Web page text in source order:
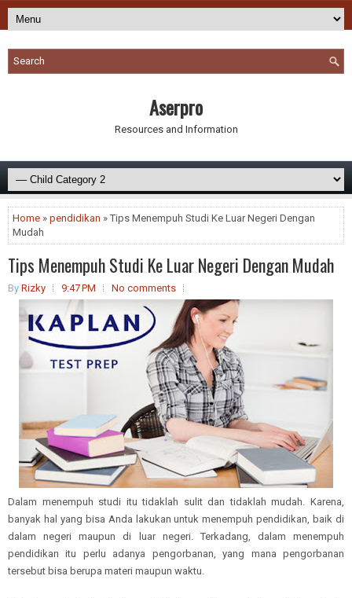
Aserpro
Resources and Information
Home » pendidikan » Tips Menempuh Studi Ke Luar Negeri Dengan
Mudah
Tips Menempuh Studi Ke Luar Negeri Dengan Mudah
By Rizky 9:47 PM No comments
Dalam menempuh studi itu tidaklah sulit dan tidaklah mudah. Karena,
banyak hal yang bisa Anda lakukan untuk menempuh pendidikan, baik di
dalam negeri maupun di luar negeri. Terkadang, dalam menempuh
pendidikan itu perlu adanya pengorbanan, yang mana pengorbanan
tersebut bisa berupa materi maupun waktu.